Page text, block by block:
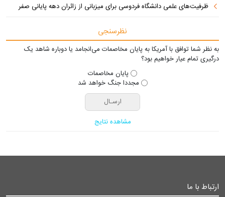
ظرفیت‌های علمی دانشگاه فردوسی برای میزبانی از زائران دهه پایانی صفر
نظرسنجی
به نظر شما توافق با آمریکا به پایان مخاصمات می‌انجامد یا دوباره شاهد یک
درگیری تمام عیار خواهیم بود؟
پایان مخاصمات
مجددا جنگ خواهد شد
مشاهده نتایج
ارتباط با ما